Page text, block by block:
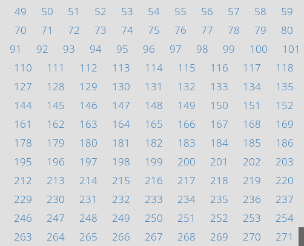
49 50 51 52 53 54 55 56 57 58 59
70 71 72 73 74 75 76 77 78 79 80
91 92 93 94 95 96 97 98 99 100 101
110 111 112 113 114 115 116 117 118
127 128 129 130 131 132 133 134 135
144 145 146 147 148 149 150 151 152
161 162 163 164 165 166 167 168 169
178 179 180 181 182 183 184 185 186
195 196 197 198 199 200 201 202 203
212 213 214 215 216 217 218 219 220
229 230 231 232 233 234 235 236 237
246 247 248 249 250 251 252 253 254
263 264 265 266 267 268 269 270 271